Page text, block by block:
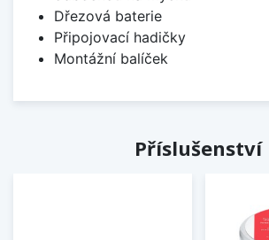
Dřezová baterie
Připojovací hadičky
Montážní balíček
Příslušenství